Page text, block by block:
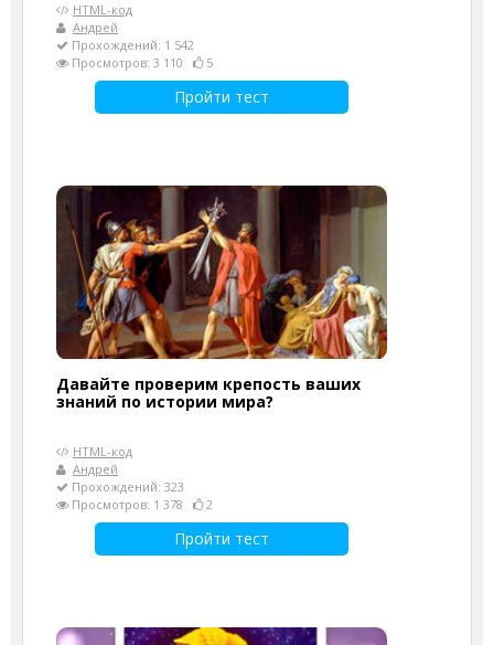
HTML-код
Андрей
Прохождений: 1 542
Просмотров: 3 110
5
Пройти тест
Давайте проверим крепость ваших
знаний по истории мира?
HTML-код
Андрей
Прохождений: 323
Просмотров: 1 378
2
Пройти тест